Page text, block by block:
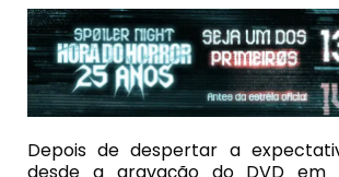
Depois de despertar a
desde a gravação do DVD em